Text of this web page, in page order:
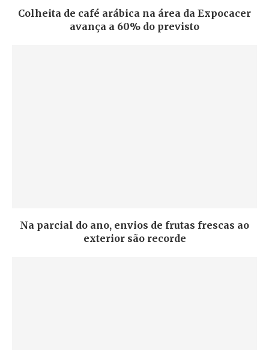
Colheita de café arábica na área da Expocacer
avança a 60% do previsto
Na parcial do ano, envios de frutas frescas ao
exterior são recorde